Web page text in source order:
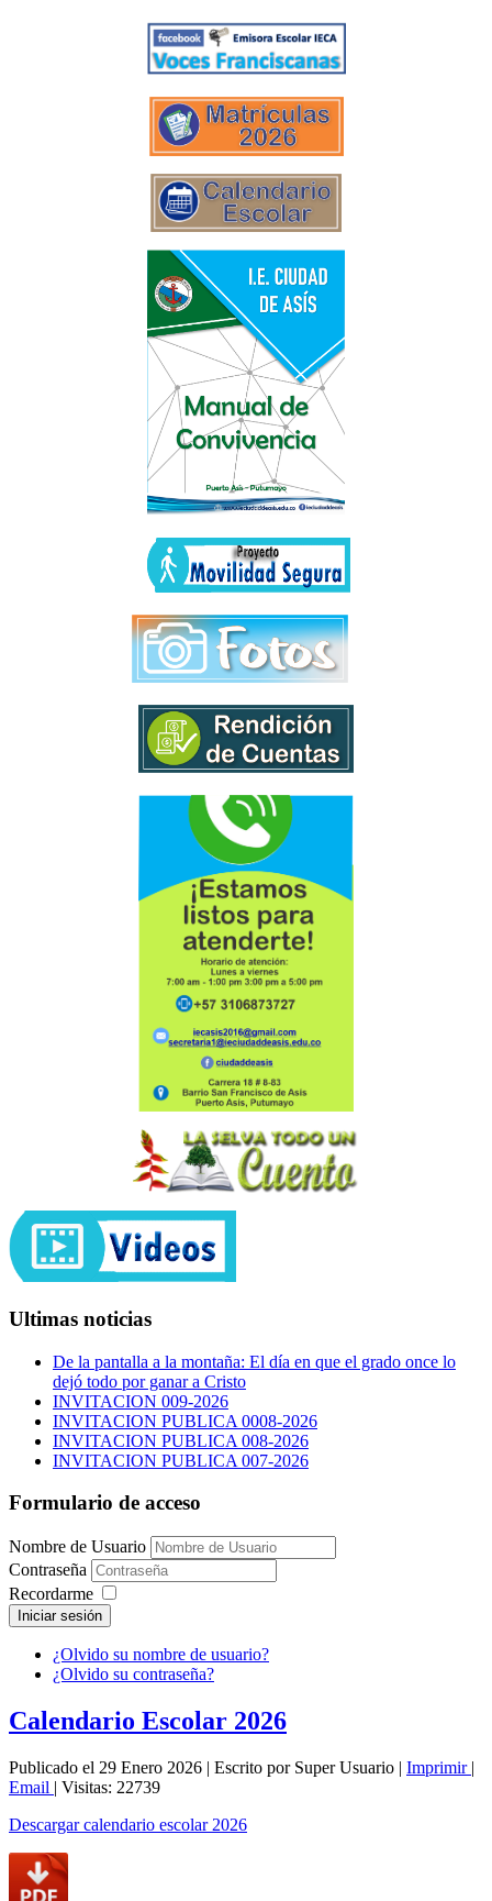
Ultimas noticias
De la pantalla a la montaña: El día en que el grado once lo
dejó todo por ganar a Cristo
INVITACION 009-2026
INVITACION PUBLICA 0008-2026
INVITACION PUBLICA 008-2026
INVITACION PUBLICA 007-2026
Formulario de acceso
Nombre de Usuario
Contraseña
Recordarme
Iniciar sesión
¿Olvido su nombre de usuario?
¿Olvido su contraseña?
Calendario Escolar 2026
Publicado el 29 Enero 2026 | Escrito por Super Usuario | Imprimir |
Email | Visitas: 22739
Descargar calendario escolar 2026